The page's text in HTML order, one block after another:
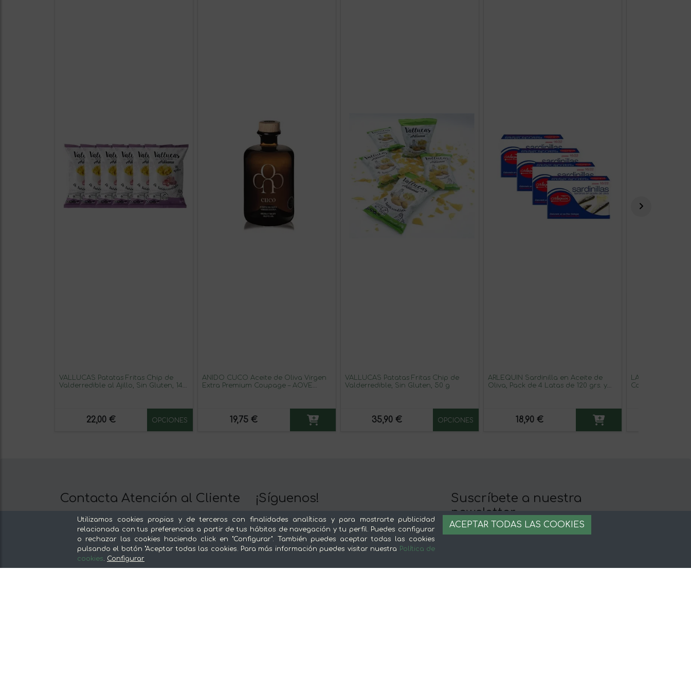
VALLUCAS Patatas Fritas Chip de
Valderredible al Ajillo, Sin Gluten, 140
22,00 € OPCIONES
ANIDO CUCO Aceite de Oliva Virgen
Extra Premium Coupage – AOVE
Origen Aragón (España), 500 ml
19,75 €
VALLUCAS Patatas Fritas Chip de
Valderredible, Sin Gluten, 50 g
35,90 € OPCIONES
ARLEQUIN Sardinilla en Aceite de
Oliva, Pack de 4 Latas de 120 grs. y
18,90 €
LA ERMITA
Compota Estilo
Contacta Atención al Cliente
Llámanos al 672 11 02 15
Escríbenos al Whatsapp
Escríbenos
De lunes a viernes de 8:30 a 14:00
¡Síguenos!
Nuestra app es mejor :)
Suscríbete a nuestra
newsletter
Utilizamos cookies propias y de terceros con finalidades analíticas y para mostrarte publicidad
relacionada con tus preferencias a partir de tus hábitos de navegación y tu perfil. Puedes configurar
o rechazar las cookies haciendo click en "Configurar". También puedes aceptar todas las cookies
pulsando el botón "Aceptar todas las cookies. Para más información puedes visitar nuestra Política de
cookies. Configurar
ACEPTAR TODAS LAS COOKIES